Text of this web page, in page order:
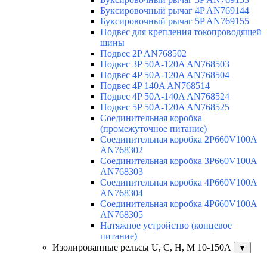
Буксировочный рычаг 4P AN769144
Буксировочный рычаг 5P AN769155
Подвес для крепления токопроводящей
шины
Подвес 2P AN768502
Подвес 3P 50A-120A AN768503
Подвес 4P 50A-120A AN768504
Подвес 4P 140A AN768514
Подвес 4P 50A-140A AN768524
Подвес 5P 50A-120A AN768525
Соединительная коробка
(промежуточное питание)
Соединительная коробка 2P660V100A
AN768302
Соединительная коробка 3P660V100A
AN768303
Соединительная коробка 4P660V100A
AN768304
Соединительная коробка 4P660V100A
AN768305
Натяжное устройство (концевое
питание)
Изолированные рельсы U, C, H, M 10-150А
▼